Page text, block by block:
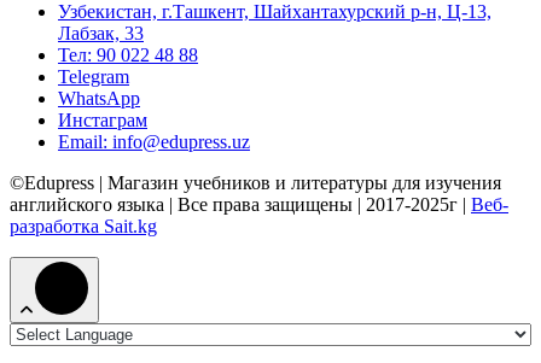
Узбекистан, г.Ташкент, Шайхантахурский р-н, Ц-13,
Лабзак, 33
Тел: 90 022 48 88
Telegram
WhatsApp
Инстаграм
Email: info@edupress.uz
©Edupress | Магазин учебников и литературы для изучения
английского языка | Все права защищены | 2017-2025г | Веб-
разработка Sait.kg